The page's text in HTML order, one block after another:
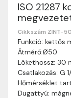
ISO 21287
Cikkszám ZINT-
Funkció: kettős
Átmérő:Ø50
Lökethossz: 30
Csatlakozás: G
Hőmérséklet
Dugattyú:
Szállítási
Nagyon
információinkat,
Szállítási